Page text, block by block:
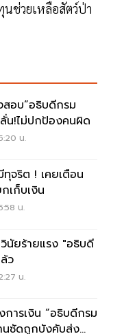
นช่วยเหลือสัตว์ป่า
สอบ“อธิบดีกรม
น!ไม่ปกป้องคนผิด
น.
จริต ! เคยเตือน
เก็บเงิน
น.
นัยร้ายแรง "อธิบดี
ว
น.
การเงิน “อธิบดีกรม
นซัดถูกบังคับส่ง